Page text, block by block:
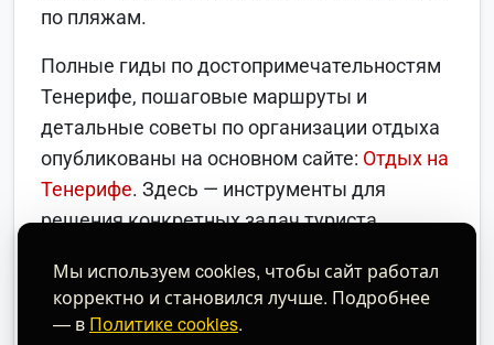
Мы используем cookies, чтобы сайт работал
корректно и становился лучше. Подробнее
— в Политике cookies.
по пляжам.
Полные гиды по достопримечательностям
Тенерифе, пошаговые маршруты и
детальные советы по организации отдыха
опубликованы на основном сайте: Отдых на
Тенерифе. Здесь — инструменты для
решения конкретных задач туриста.
Погода
Трансфер
Температура воды